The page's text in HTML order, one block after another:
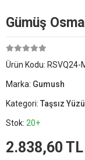
Gümüş
Ürün Kodu: RSVQ24-
Marka: Gumush
Kategori: Taşsız
Stok: 20+
2.838,60 TL